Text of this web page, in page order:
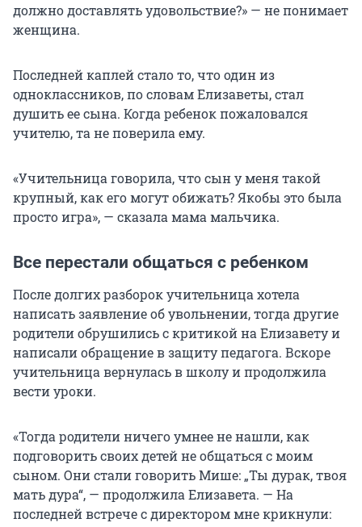
должно доставлять удовольствие?» — не понимает
женщина.
Последней каплей стало то, что один из
одноклассников, по словам Елизаветы, стал
душить ее сына. Когда ребенок пожаловался
учителю, та не поверила ему.
«Учительница говорила, что сын у меня такой
крупный, как его могут обижать? Якобы это была
просто игра», — сказала мама мальчика.
Все перестали общаться с ребенком
После долгих разборок учительница хотела
написать заявление об увольнении, тогда другие
родители обрушились с критикой на Елизавету и
написали обращение в защиту педагога. Вскоре
учительница вернулась в школу и продолжила
вести уроки.
«Тогда родители ничего умнее не нашли, как
подговорить своих детей не общаться с моим
сыном. Они стали говорить Мише: „Ты дурак, твоя
мать дура“, — продолжила Елизавета. — На
последней встрече с директором мне крикнули: